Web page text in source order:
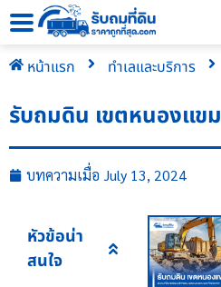
หน้าแรก ทำเลและบริการ
รับถมดิน เขตหนองแขม
บทความเมื่อ July 13, 2024
หัวข้อน่า
สนใจ